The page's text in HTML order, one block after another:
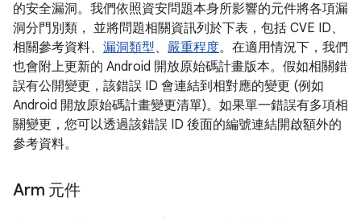
的安全漏洞。我們依照資安問題本身所影響的元件將各項漏
洞分門別類， 並將問題相關資訊列於下表，包括 CVE ID、
相關參考資料、 漏洞類型、 嚴重程度。在適用情況下，我們
也會附上更新的 Android 開放原始碼計畫版本。假如相關錯
誤有公開變更，該錯誤 ID 會連結到相對應的變更 (例如
Android 開放原始碼計畫變更清單)。如果單一錯誤有多項相
關變更，您可以透過該錯誤 ID 後面的編號連結開啟額外的
參考資料。
Arm 元件